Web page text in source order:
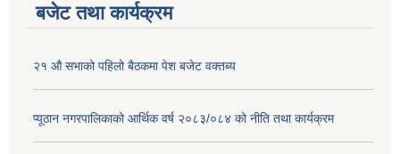
बजेट तथा कार्यक्रम
२१ औ सभाको पहिलो बैठकमा पेश बजेट वक्तब्य
प्यूठान नगरपालिकाको आर्थिक वर्ष २०८३/०८४ को नीति तथा कार्यक्रम